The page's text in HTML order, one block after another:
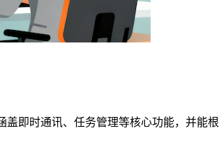
即时通讯、任务管理等核心功能，并能